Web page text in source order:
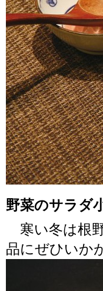
野菜のサラダ
寒い冬は根
品にぜひいか